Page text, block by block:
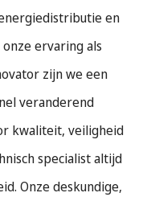
en
ervaring als
zijn we een
veranderend
kwaliteit, veiligheid
specialist altijd
Onze deskundige,